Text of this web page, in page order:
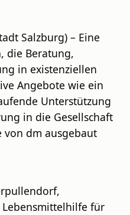
Salzburg) – Eine
die Beratung,
in existenziellen
Angebote wie ein
Unterstützung
in die Gesellschaft
von dm ausgebaut
Lebensmittelhilfe für